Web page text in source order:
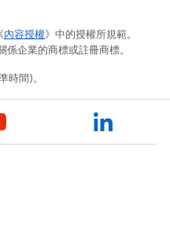
內容授權》中的授權所規範。
企業的商標或註冊商標。
間)。